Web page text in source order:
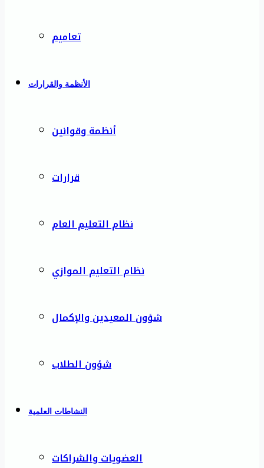
تعاميم
الأنظمة والقرارات
أنظمة وقوانين
قرارات
نظام التعليم العام
نظام التعليم الموازي
شؤون المعيدين والإكمال
شؤون الطلاب
النشاطات العلمية
العضويات والشراكات